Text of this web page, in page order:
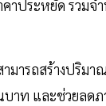
าประหยัด รวมจ
มารถสร้างปริมา
บาท และช่วยลดภ